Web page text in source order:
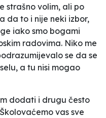
strašno volim, ali po
da to i nije neki izbor,
iako smo bogami
radovima. Niko me
se da se
a tu nisi mogao
dodati i drugu često
vas sve